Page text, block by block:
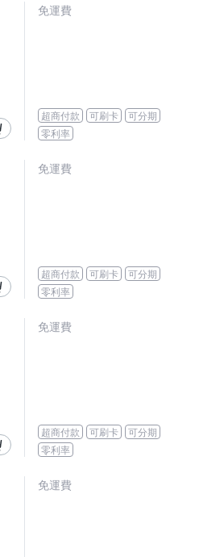
免運費
超商付款 可刷卡
可分期
零利率
免運費
超商付款 可刷卡
可分期
零利率
免運費
超商付款 可刷卡
可分期
零利率
免運費